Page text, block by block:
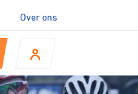
Over ons